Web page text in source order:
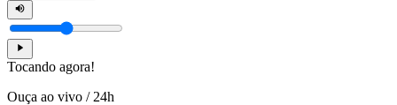
Tocando agora!
Ouça ao vivo / 24h